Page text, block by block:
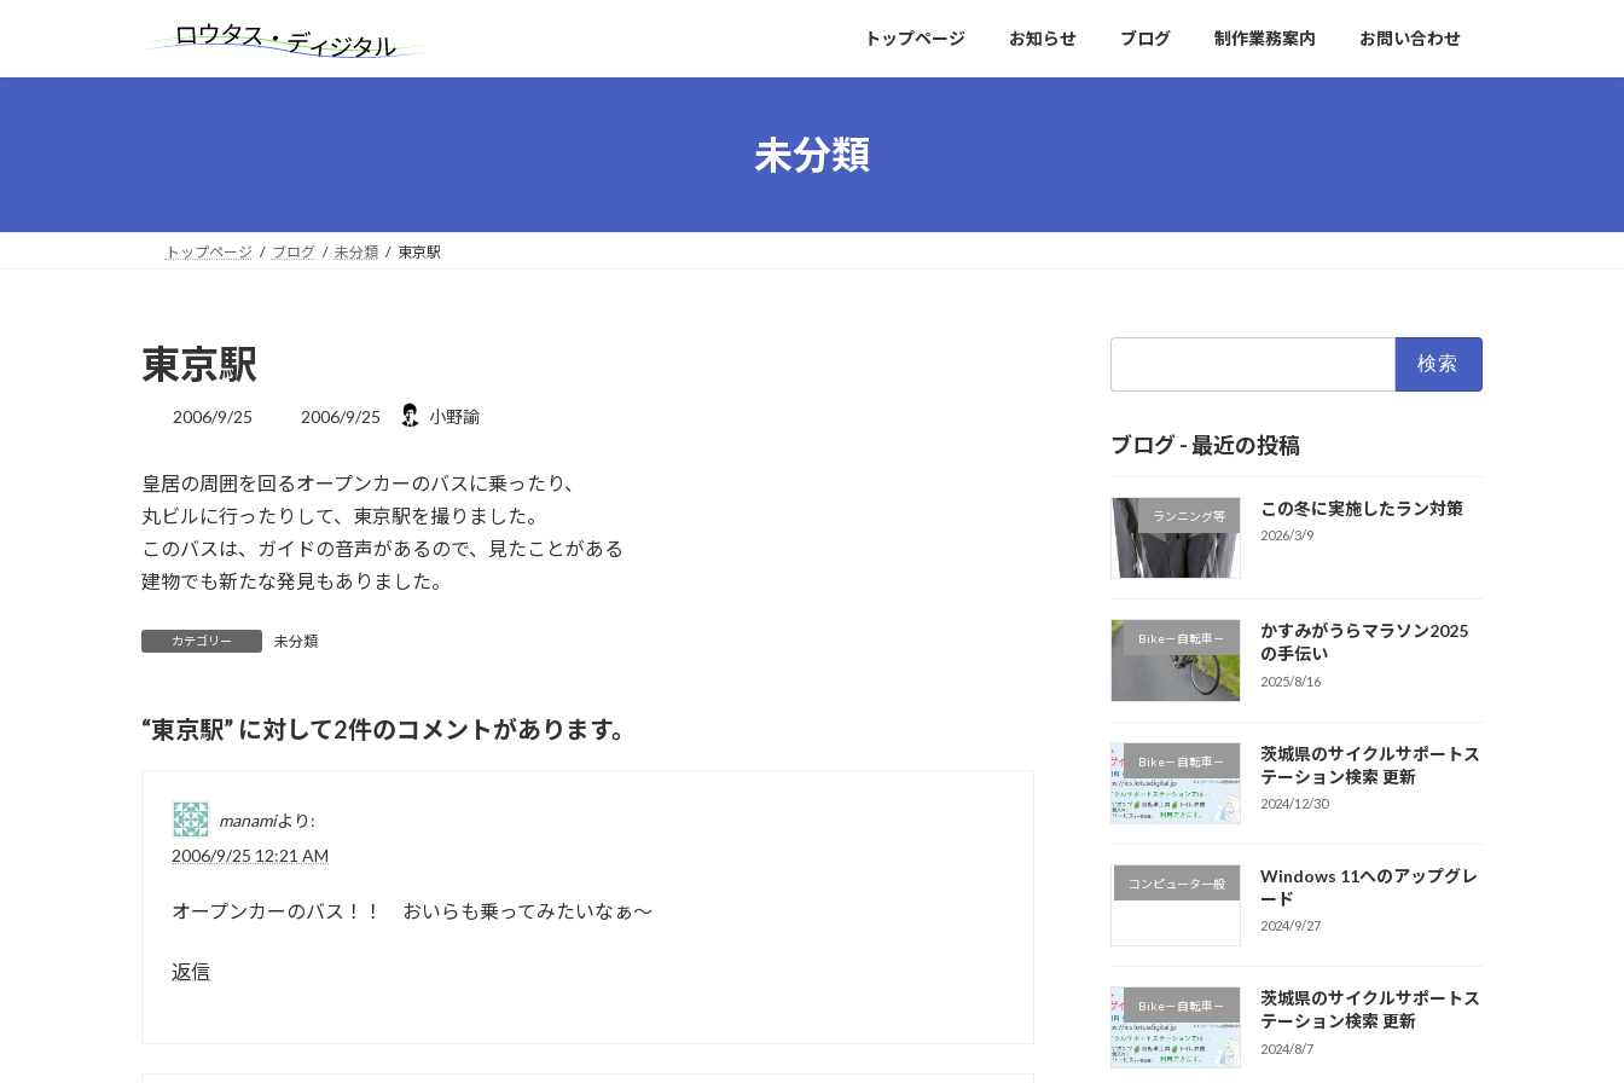
テ
ゲ
トップページ お知らせ ブログ 制作業務案内 お問い合わせ
未分類
トップページ ブログ 未分類 東京駅
東京駅
2006/9/25
最
新
日
:
2006/9/25 小野諭
皇居の周囲を回るオープンカーのバスに乗ったり、
丸ビルに行ったりして、東京駅を撮りました。
このバスは、ガイドの音声があるので、見たことがある
建物でも新たな発見もありました。
カテゴリー 未分類
“東京駅” に対して2件のコメントがあります。
manamiより:
2006/9/25 12:21 AM
オープンカーのバス！！ おいらも乗ってみたいなぁ～
返信
ブログ - 最近の投稿
ランニング等 この冬に実施したラン対策
2026/3/9
Bike－自転車－
かすみがうらマラソン2025
の手伝い
2025/8/16
Bike－自転車－
茨城県のサイクルサポートス
テーション検索 更新
2024/12/30
コンピュータ一般
Windows 11へのアップグレ
ード
2024/9/27
Bike－自転車－
茨城県のサイクルサポートス
テーション検索 更新
2024/8/7